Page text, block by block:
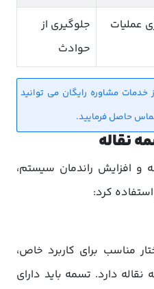
عملیات
جلوگیری از
حوادث
خدمات مشاوره رایگان می توانید
نقاله
و افزایش راندمان سیستم،
کرد:
مناسب برای کاربرد خاص،
نقاله دارد. تسمه باید دارای